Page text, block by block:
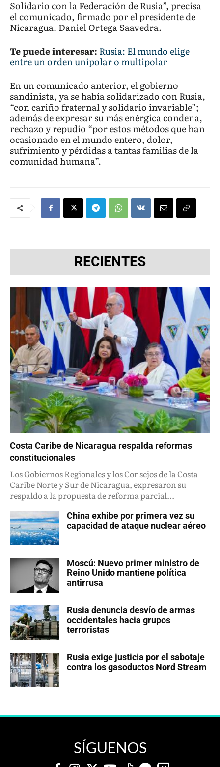
Solidario con la Federación de Rusia”, precisa
el comunicado, firmado por el presidente de
Nicaragua, Daniel Ortega Saavedra.
Te puede interesar: Rusia: El mundo elige
entre un orden unipolar o multipolar
En un comunicado anterior, el gobierno
sandinista, ya se había solidarizado con Rusia,
“con cariño fraternal y solidario invariable”;
además de expresar su más enérgica condena,
rechazo y repudio “por estos métodos que han
ocasionado en el mundo entero, dolor,
sufrimiento y pérdidas a tantas familias de la
comunidad humana”.
RECIENTES
Costa Caribe de Nicaragua respalda reformas
constitucionales
Los Gobiernos Regionales y los Consejos de la Costa
Caribe Norte y Sur de Nicaragua, expresaron su
respaldo a la propuesta de reforma parcial...
China exhibe por primera vez su
capacidad de ataque nuclear aéreo
Moscú: Nuevo primer ministro de
Reino Unido mantiene política
antirrusa
Rusia denuncia desvío de armas
occidentales hacia grupos
terroristas
Rusia exige justicia por el sabotaje
contra los gasoductos Nord Stream
SÍGUENOS